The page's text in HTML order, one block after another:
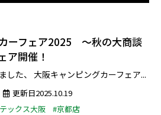
カーフェア2025 ～秋の大商談
ア開催！
した、 大阪キャンピングカーフェア...
更新日2025.10.19
ックス大阪
#京都店